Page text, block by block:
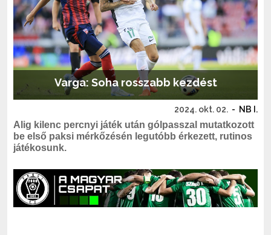
Varga: Soha rosszabb kezdést
2024. okt. 02. - NB I.
Alig kilenc percnyi játék után gólpasszal mutatkozott
be első paksi mérkőzésén legutóbb érkezett, rutinos
játékosunk.